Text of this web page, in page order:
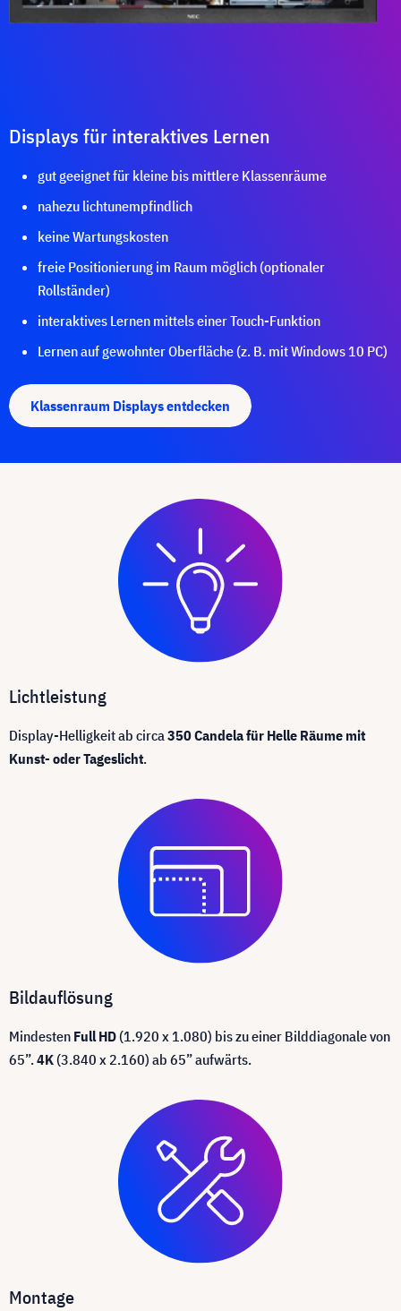
Displays für interaktives Lernen
gut geeignet für kleine bis mittlere Klassenräume
nahezu lichtunempfindlich
keine Wartungskosten
freie Positionierung im Raum möglich (optionaler
Rollständer)
interaktives Lernen mittels einer Touch-Funktion
Lernen auf gewohnter Oberfläche (z. B. mit Windows 10 PC)
Klassenraum Displays entdecken
Lichtleistung
Display-Helligkeit ab circa350 Candela für Helle Räume mit
Kunst- oder Tageslicht.
Bildauflösung
Mindesten Full HD(1.920 x 1.080) bis zu einer Bilddiagonale von
65”.4K(3.840 x 2.160) ab 65” aufwärts.
Montage